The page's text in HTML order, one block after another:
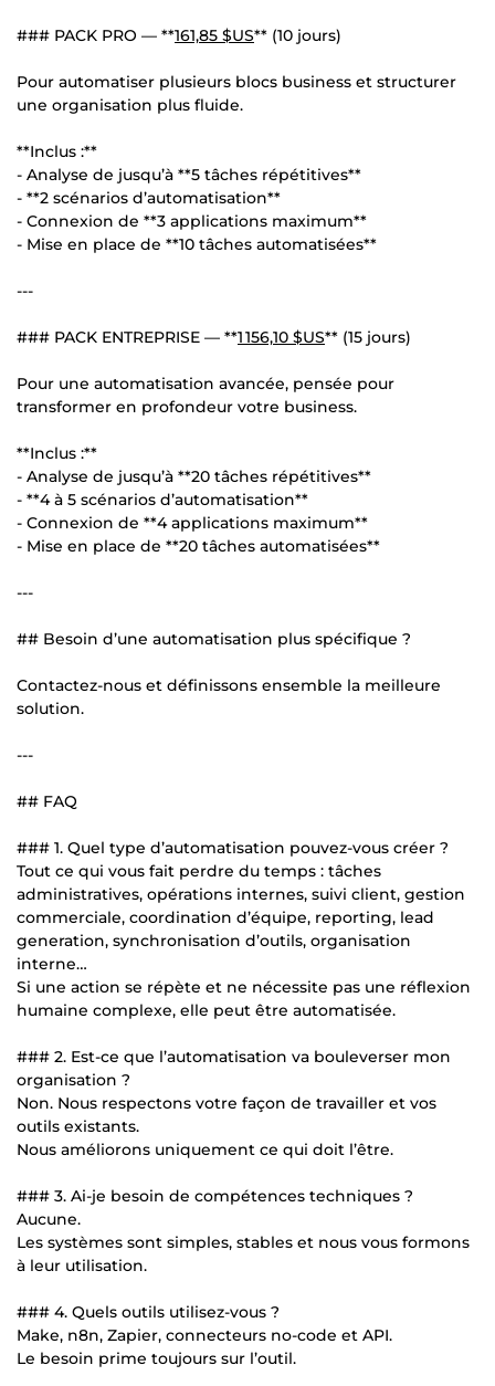
### PACK PRO — **161,85 $US** (10 jours)
Pour automatiser plusieurs blocs business et structurer
une organisation plus fluide.
**Inclus :**
- Analyse de jusqu’à **5 tâches répétitives**
- **2 scénarios d’automatisation**
- Connexion de **3 applications maximum**
- Mise en place de **10 tâches automatisées**
---
### PACK ENTREPRISE — **1 156,10 $US** (15 jours)
Pour une automatisation avancée, pensée pour
transformer en profondeur votre business.
**Inclus :**
- Analyse de jusqu’à **20 tâches répétitives**
- **4 à 5 scénarios d’automatisation**
- Connexion de **4 applications maximum**
- Mise en place de **20 tâches automatisées**
---
## Besoin d’une automatisation plus spécifique ?
Contactez-nous et définissons ensemble la meilleure
solution.
---
## FAQ
### 1. Quel type d’automatisation pouvez-vous créer ?
Tout ce qui vous fait perdre du temps : tâches
administratives, opérations internes, suivi client, gestion
commerciale, coordination d’équipe, reporting, lead
generation, synchronisation d’outils, organisation
interne…
Si une action se répète et ne nécessite pas une réflexion
humaine complexe, elle peut être automatisée.
### 2. Est-ce que l’automatisation va bouleverser mon
organisation ?
Non. Nous respectons votre façon de travailler et vos
outils existants.
Nous améliorons uniquement ce qui doit l’être.
### 3. Ai-je besoin de compétences techniques ?
Aucune.
Les systèmes sont simples, stables et nous vous formons
à leur utilisation.
### 4. Quels outils utilisez-vous ?
Make, n8n, Zapier, connecteurs no-code et API.
Le besoin prime toujours sur l’outil.